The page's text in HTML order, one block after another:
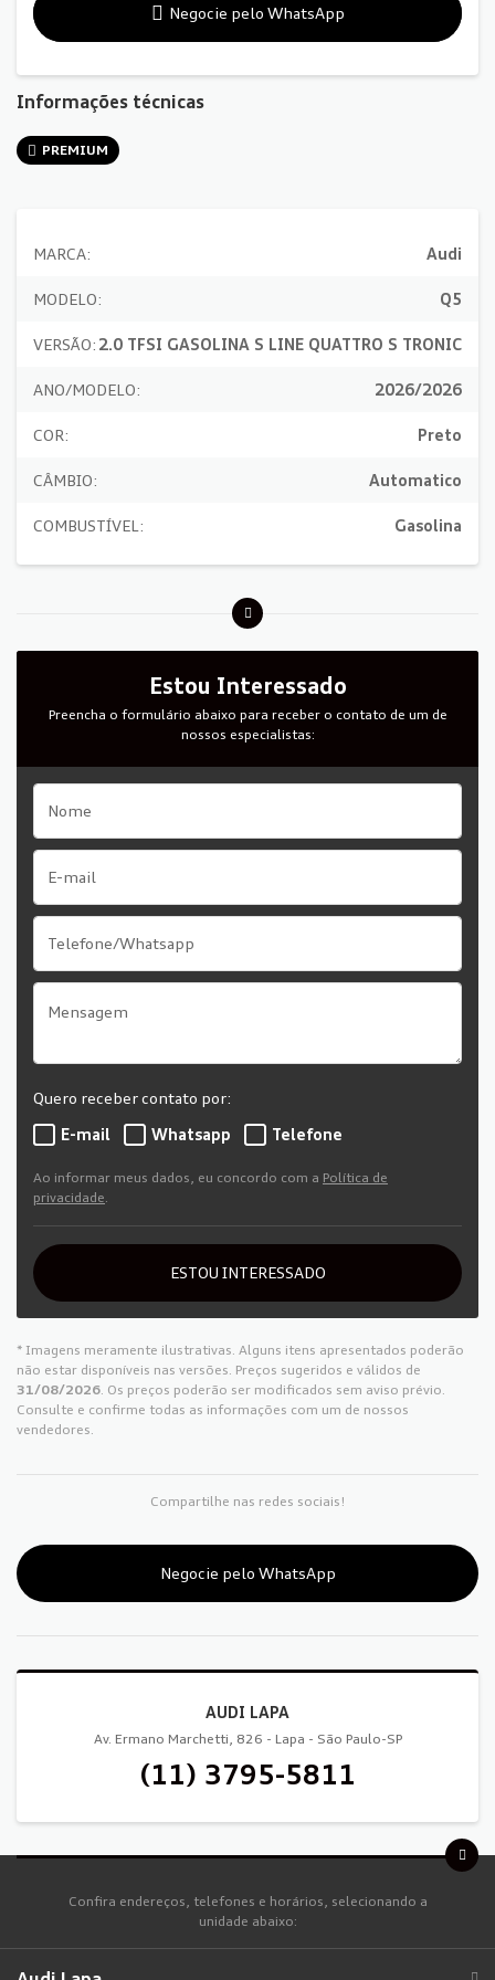
Negocie pelo WhatsApp
Informações técnicas
PREMIUM
MARCA: Audi
MODELO: Q5
VERSÃO: 2.0 TFSI GASOLINA S LINE QUATTRO S TRONIC
ANO/MODELO: 2026/2026
COR: Preto
CÂMBIO: Automatico
COMBUSTÍVEL: Gasolina
Estou Interessado
Preencha o formulário abaixo para receber o contato de um de
nossos especialistas:
Quero receber contato por:
E-mail
Whatsapp Telefone
Ao informar meus dados, eu concordo com a Política de
privacidade.
ESTOU INTERESSADO
* Imagens meramente ilustrativas. Alguns itens apresentados poderão
não estar disponíveis nas versões. Preços sugeridos e válidos de
31/08/2026. Os preços poderão ser modificados sem aviso prévio.
Consulte e confirme todas as informações com um de nossos
vendedores.
Compartilhe nas redes sociais!
Negocie pelo WhatsApp
AUDI LAPA
Av. Ermano Marchetti, 826 - Lapa - São Paulo-SP
(11) 3795-5811
Confira endereços, telefones e horários, selecionando a
unidade abaixo: